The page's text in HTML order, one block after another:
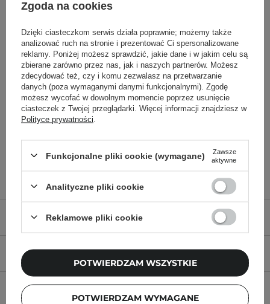
The Ordinary - Vitamin C
Suspension 23% + HA
Spheres 2% - Serum z 23%
Witaminą C i 2% Kwasem
Hialuronowym - 30ml
39,00 zł
The Ordinary - Caffeine
Solution 5% + EGCG -
Serum Pod Oczy z
Kofeiną i Zieloną Herbatą
- 30ml
44,00 zł
OPIS PRODUKTU
SKŁAD
ZALECENIA
Zgoda na cookies
Dzięki ciasteczkom serwis działa poprawnie; możemy także
analizować ruch na stronie i prezentować Ci spersonalizowane
reklamy. Poniżej możesz sprawdzić, jakie dane i w jakim celu są
zbierane zarówno przez nas, jak i naszych partnerów. Możesz
zdecydować też, czy i komu zezwalasz na przetwarzanie
danych (poza wymaganymi danymi funkcjonalnymi). Zgodę
możesz wycofać w dowolnym momencie poprzez usunięcie
ciasteczek z Twojej przeglądarki. Więcej informacji znajdziesz w
Polityce prywatności
Funkcjonalne pliki cookie (wymagane)
Zawsze
aktywne
Analityczne pliki cookie
Reklamowe pliki cookie
POTWIERDZAM WYMAGANE
POTWIERDZAM WSZYSTKIE